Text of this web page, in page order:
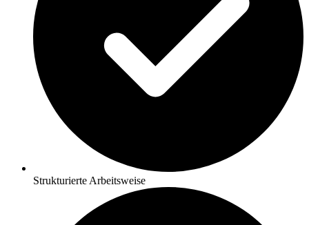
Strukturierte Arbeitsweise